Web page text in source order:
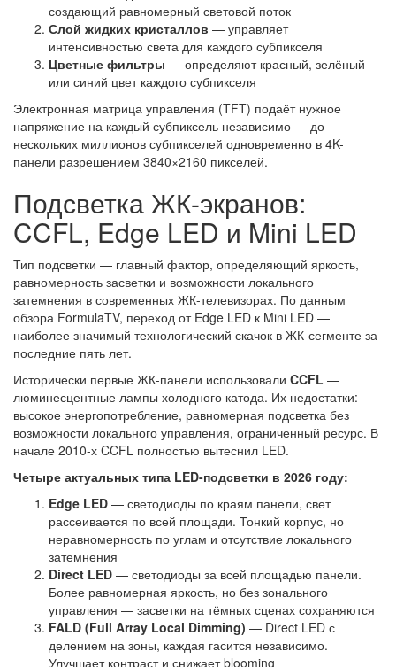
создающий равномерный световой поток
Слой жидких кристаллов — управляет
интенсивностью света для каждого субпикселя
Цветные фильтры — определяют красный, зелёный
или синий цвет каждого субпикселя
Электронная матрица управления (TFT) подаёт нужное
напряжение на каждый субпиксель независимо — до
нескольких миллионов субпикселей одновременно в 4K-
панели разрешением 3840×2160 пикселей.
Подсветка ЖК-экранов:
CCFL, Edge LED и Mini LED
Тип подсветки — главный фактор, определяющий яркость,
равномерность засветки и возможности локального
затемнения в современных ЖК-телевизорах. По данным
обзора FormulaTV, переход от Edge LED к Mini LED —
наиболее значимый технологический скачок в ЖК-сегменте за
последние пять лет.
Исторически первые ЖК-панели использовали CCFL —
люминесцентные лампы холодного катода. Их недостатки:
высокое энергопотребление, равномерная подсветка без
возможности локального управления, ограниченный ресурс. В
начале 2010-х CCFL полностью вытеснил LED.
Четыре актуальных типа LED-подсветки в 2026 году:
Edge LED — светодиоды по краям панели, свет
рассеивается по всей площади. Тонкий корпус, но
неравномерность по углам и отсутствие локального
затемнения
Direct LED — светодиоды за всей площадью панели.
Более равномерная яркость, но без зонального
управления — засветки на тёмных сценах сохраняются
FALD (Full Array Local Dimming) — Direct LED с
делением на зоны, каждая гасится независимо.
Улучшает контраст и снижает blooming